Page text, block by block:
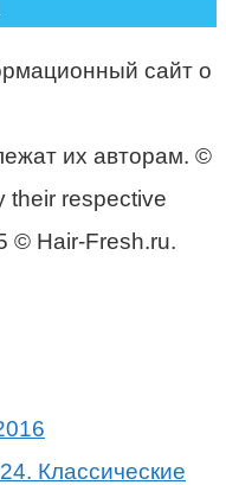
сайт о
их авторам. ©
their respective
© Hair-Fresh.ru.
Классические